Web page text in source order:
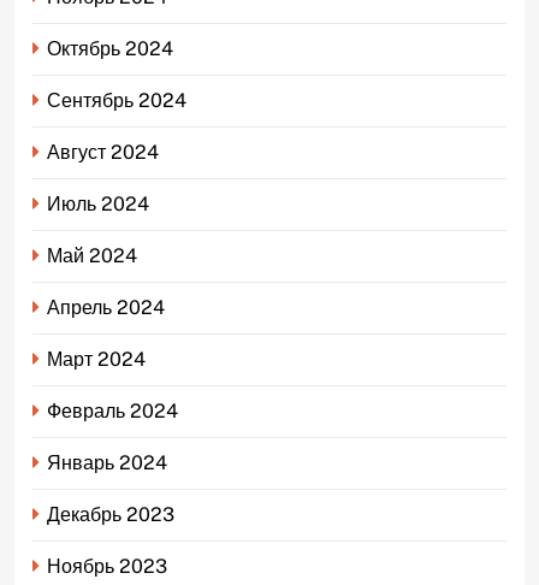
Октябрь 2024
Сентябрь 2024
Август 2024
Июль 2024
Май 2024
Апрель 2024
Март 2024
Февраль 2024
Январь 2024
Декабрь 2023
Ноябрь 2023